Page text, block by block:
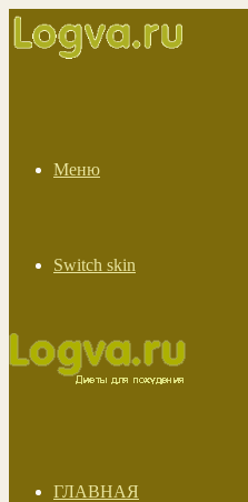
Меню
Switch skin
ГЛАВНАЯ